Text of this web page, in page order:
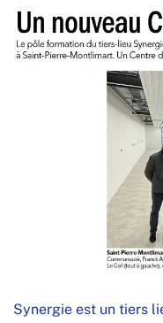
Synergie est un tiers